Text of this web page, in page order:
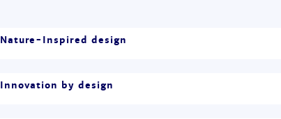
Nature-Inspired design
Innovation by design